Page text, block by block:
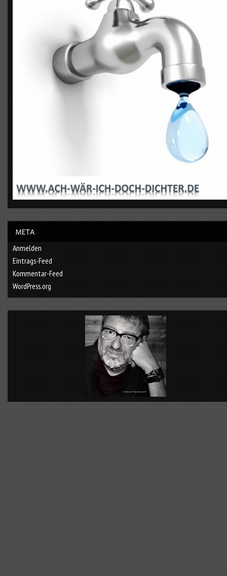
Anmelden
Eintrags-Feed
Kommentar-Feed
WordPress.org